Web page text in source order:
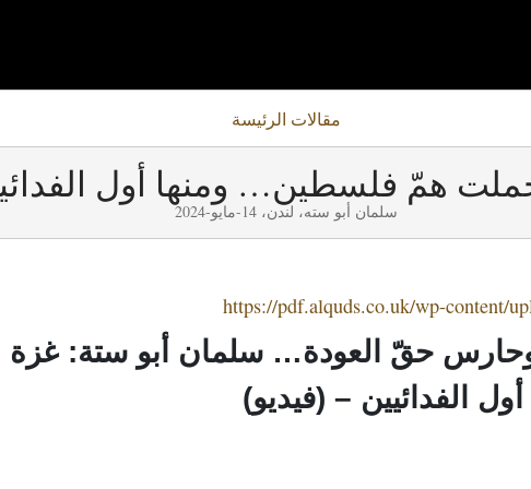
مقالات الرئيسة
همّ فلسطين… ومنها أول
سلمان أبو سته، لندن، 14-مايو-2024
https://pdf.alquds.co.uk/wp-content/
حقّ العودة… سلمان أبو ستة: غزة
الفدائيين – (فيديو)